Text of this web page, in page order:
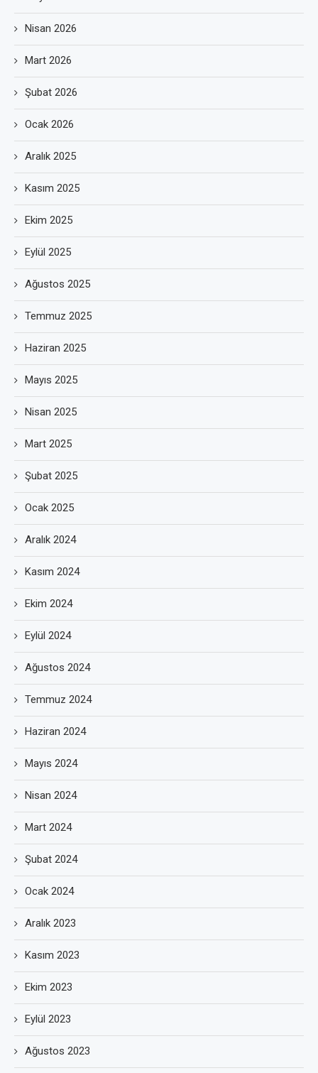
Nisan 2026
Mart 2026
Şubat 2026
Ocak 2026
Aralık 2025
Kasım 2025
Ekim 2025
Eylül 2025
Ağustos 2025
Temmuz 2025
Haziran 2025
Mayıs 2025
Nisan 2025
Mart 2025
Şubat 2025
Ocak 2025
Aralık 2024
Kasım 2024
Ekim 2024
Eylül 2024
Ağustos 2024
Temmuz 2024
Haziran 2024
Mayıs 2024
Nisan 2024
Mart 2024
Şubat 2024
Ocak 2024
Aralık 2023
Kasım 2023
Ekim 2023
Eylül 2023
Ağustos 2023